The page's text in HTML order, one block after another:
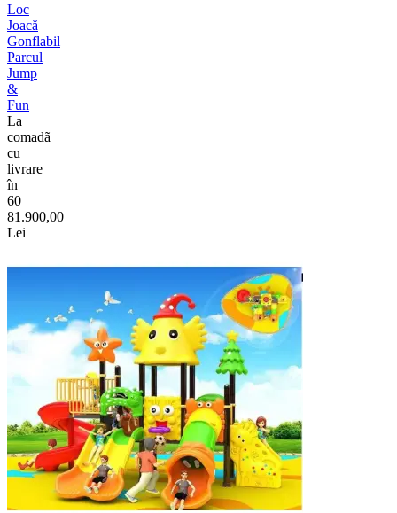
Loc
Joacă
Gonflabil
Parcul
Jump
&
Fun
La
comadã
cu
livrare
în
60
81.900,00
Lei